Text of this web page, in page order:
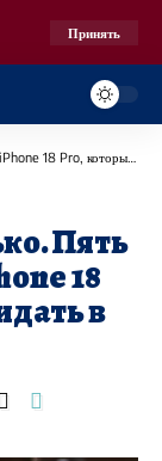
Принять
стоит ожидать в 2026 году
Пять
18
в